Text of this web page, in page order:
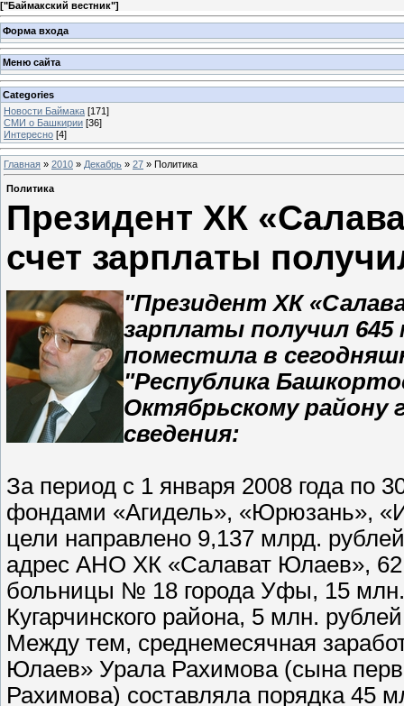
["Баймакский вестник"]
Форма входа
Меню сайта
Categories
Новости Баймака [171]
СМИ о Башкирии [36]
Интересно [4]
Главная » 2010 » Декабрь » 27 » Политика
Политика
Президент ХК
счет зарплаты
"Президент ХК
зарплаты получил
поместила в
"Республика
Октябрьскому району
сведения:
За период с 1 января 2008 года по
фондами «Агидель», «Юрюзань»,
цели направлено 9,137 млрд.
адрес АНО ХК «Салават Юлаев»,
больницы № 18 города Уфы, 15
Кугарчинского района, 5 млн.
Между тем, среднемесячная
Юлаев» Урала Рахимова (сына
Рахимова) составляла порядка 45